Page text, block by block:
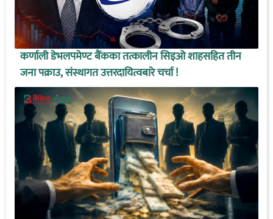
कर्णाली डेभलपमेण्ट बैंकका तत्कालीन सिइओ शाहसहित तीन
जना पक्राउ, संस्थागत उत्तरदायित्वबारे चर्चा !